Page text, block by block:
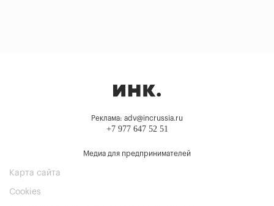
Реклама: adv@incrussia.ru
+7 977 647 52 51
Медиа для предпринимателей
Карта сайта
Cookies